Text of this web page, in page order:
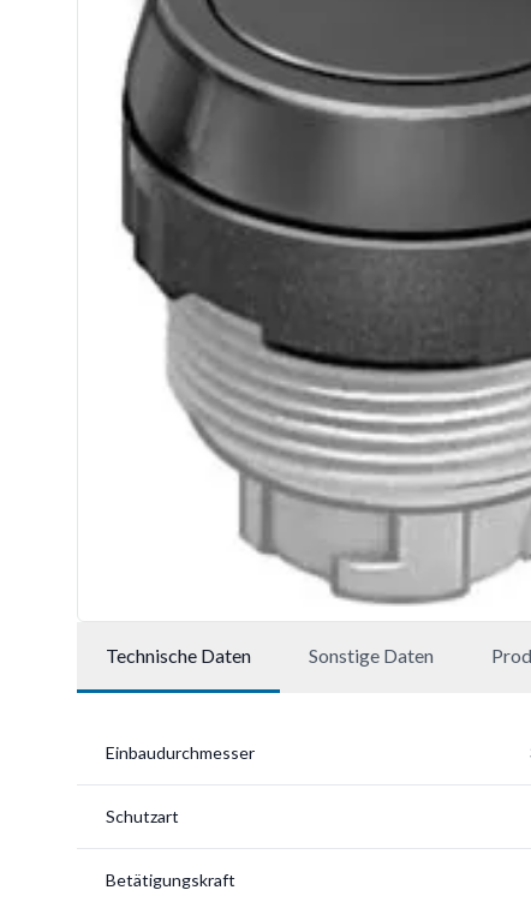
Technische Daten Sonstige Daten
Einbaudurchmesser
Schutzart
Betätigungskraft